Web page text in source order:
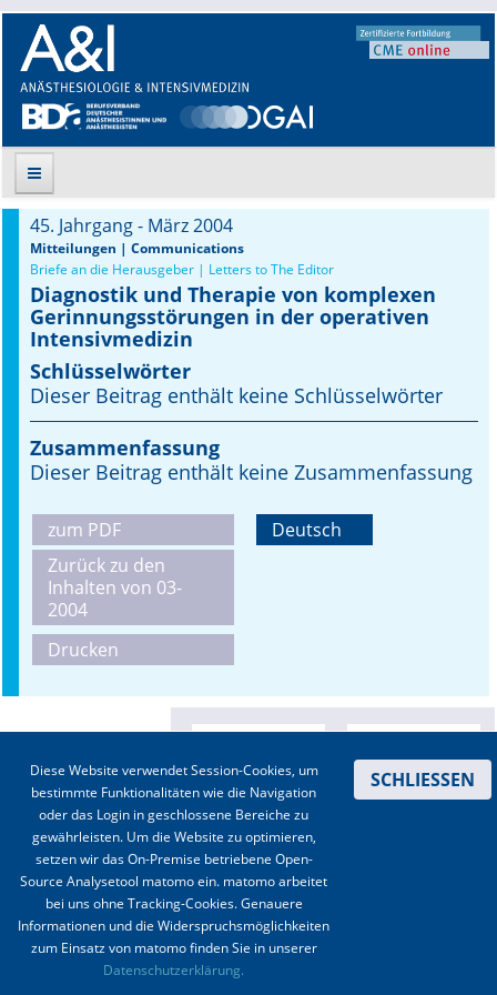
Suche
Aktuelle Ausgabe
Leitlinien
Archiv
Supplements
Supplements OrphanAnesthesia
Online First
A&I English
Mediadaten
Bestell-Service
Stellenmarkt
Kongresskalender
45. Jahrgang - März 2004
Mitteilungen | Communications
Briefe an die Herausgeber | Letters to The Editor
Diagnostik und Therapie von komplexen
Gerinnungsstörungen in der operativen
Intensivmedizin
Schlüsselwörter
Dieser Beitrag enthält keine Schlüsselwörter
Zusammenfassung
Dieser Beitrag enthält keine Zusammenfassung
zum PDF
Zurück zu den
Inhalten von 03-
2004
Drucken
Deutsch
Impressum Datenschutz
Diese Website verwendet Session-Cookies, um
bestimmte Funktionalitäten wie die Navigation
oder das Login in geschlossene Bereiche zu
gewährleisten. Um die Website zu optimieren,
setzen wir das On-Premise betriebene Open-
Source Analysetool matomo ein. matomo arbeitet
bei uns ohne Tracking-Cookies. Genauere
Informationen und die Widerspruchsmöglichkeiten
zum Einsatz von matomo finden Sie in unserer
Datenschutzerklärung.
SCHLIESSEN